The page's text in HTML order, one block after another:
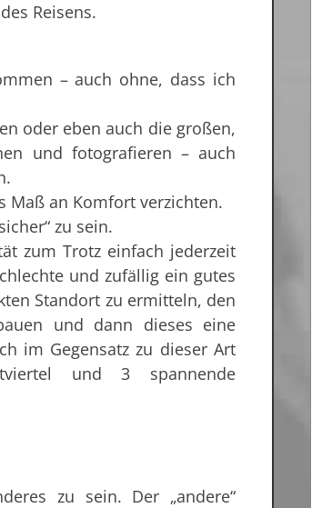
Reisens.
– auch ohne, dass ich
oder eben auch die großen,
und fotografieren – auch
Maß an Komfort verzichten.
zu sein.
zum Trotz einfach jederzeit
und zufällig ein gutes
Standort zu ermitteln, den
und dann dieses eine
im Gegensatz zu dieser Art
und 3 spannende
zu sein. Der „andere“